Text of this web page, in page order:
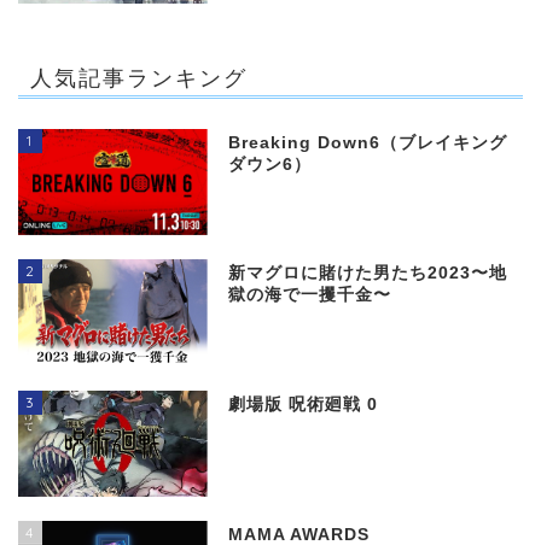
人気記事ランキング
1
Breaking Down6（ブレイキング
ダウン6）
2
新マグロに賭けた男たち2023〜地
獄の海で一攫千金〜
3 劇場版 呪術廻戦 0
4
MAMA AWARDS